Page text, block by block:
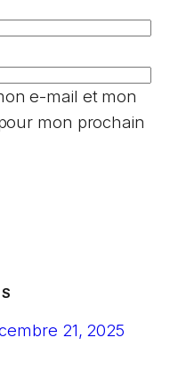
e-mail et mon
mon prochain
21, 2025